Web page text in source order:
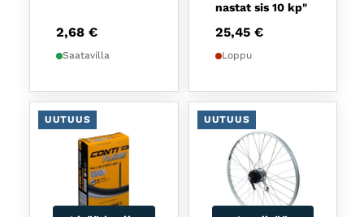
2,68 €
Saatavilla
nastat sis 10 kp"
25,45 €
Loppu
UUTUUS UUTUUS